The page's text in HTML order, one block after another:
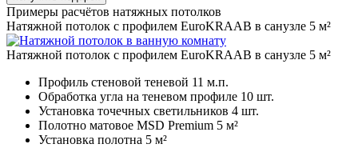
Примеры расчётов натяжных потолков
Натяжной потолок с профилем EuroKRAAB в санузле 5 м²
Натяжной потолок с профилем EuroKRAAB в санузле 5 м²
Профиль стеновой теневой 11 м.п.
Обработка угла на теневом профиле 10 шт.
Установка точечных светильников 4 шт.
Полотно матовое MSD Premium 5 м²
Установка полотна 5 м²